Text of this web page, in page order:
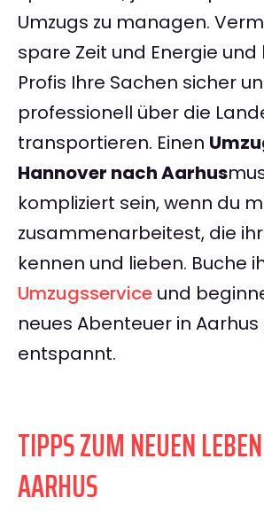
Umzugs zu managen.
spare Zeit und Energie und
Profis Ihre Sachen sicher
professionell über die
transportieren. Einen
Hannover nach Aarhus
kompliziert sein, wenn du
zusammenarbeitest, die
kennen und lieben. Buche
Umzugsservice und
neues Abenteuer in Aarhus
entspannt.
TIPPS ZUM NEUEN
AARHUS